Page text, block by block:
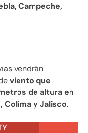
Campeche,
vendrán
viento que
de altura en
Colima y Jalisco.